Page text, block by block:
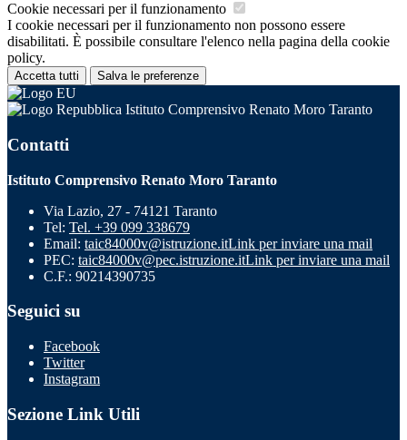
Cookie necessari per il funzionamento
I cookie necessari per il funzionamento non possono essere
disabilitati. È possibile consultare l'elenco nella pagina della cookie
policy.
Accetta tutti Salva le preferenze
Istituto Comprensivo Renato Moro Taranto
Contatti
Istituto Comprensivo Renato Moro Taranto
Via Lazio, 27 - 74121 Taranto
Tel: Tel. +39 099 338679
Email: taic84000v@istruzione.itLink per inviare una mail
PEC: taic84000v@pec.istruzione.itLink per inviare una mail
C.F.: 90214390735
Seguici su
Facebook
Twitter
Instagram
Sezione Link Utili